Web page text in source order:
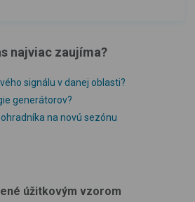
najviac zaujíma?
signálu v danej oblasti?
generátorov?
na novú sezónu
úžitkovým vzorom